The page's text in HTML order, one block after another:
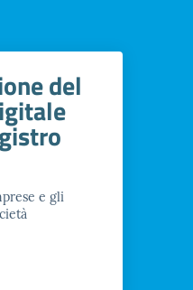
del
e gli